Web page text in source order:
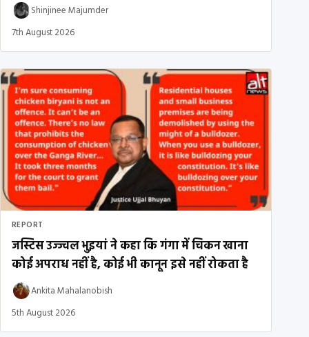
Shinjinee Majumder
7th August 2026
REPORT
जस्टिस उज्ज्वल भुइयां ने कहा कि गंगा में चिकन खाना
कोई अपराध नहीं है, कोई भी कानून इसे नहीं रोकता है
Ankita Mahalanobish
5th August 2026